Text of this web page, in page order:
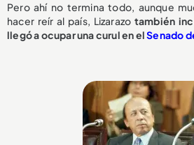
Pero ahí no termina todo, aunque
hacer reír al país, Lizarazo también
llegó a ocupar una curul en elSenado